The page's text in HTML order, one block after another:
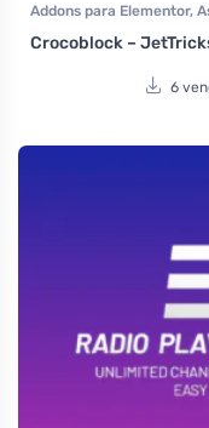
Addons para Elementor,
Elementor Pro
Plugins
Crocoblock –
6